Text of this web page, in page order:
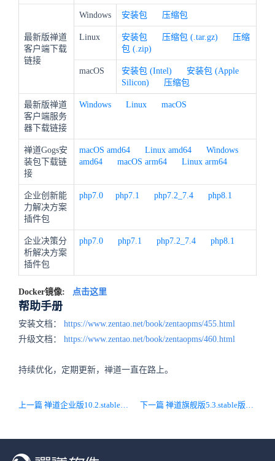
最新版禅道
客户端下载
链接
Windows 安装包 压缩包
Linux 安装包 压缩包 (.tar.gz)
压缩
包 (.zip)
macOS 安装包 (Intel)
安装包 (Apple
Silicon)
压缩包
最新版禅道
客户端服务
器下载链接
Windows Linux macOS
禅道Gogs安
装包下载链
接
macOS amd64 Linux amd64
Windows
amd64
macOS arm64 Linux arm64
企业创新能
力解决方案
插件包
php7.0 php7.1 php7.2_7.4 php8.1
企业决策分
析解决方案
插件包
php7.0 php7.1 php7.2_7.4 php8.1
Docker镜像: 点击这里
帮助手册
安装文档： https://www.zentao.net/book/zentaopms/455.html
升级文档： https://www.zentao.net/book/zentaopms/460.html
持续优化，定期更新，禅道一直在路上。